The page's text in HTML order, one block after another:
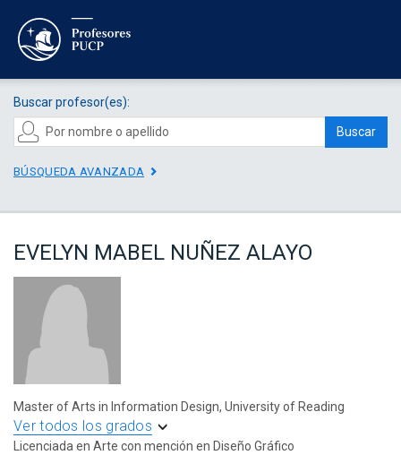
Buscar profesor(es):
Buscar
BÚSQUEDA AVANZADA
EVELYN MABEL NUÑEZ ALAYO
Master of Arts in Information Design, University of Reading
Ver todos los grados
Licenciada en Arte con mención en Diseño Gráfico